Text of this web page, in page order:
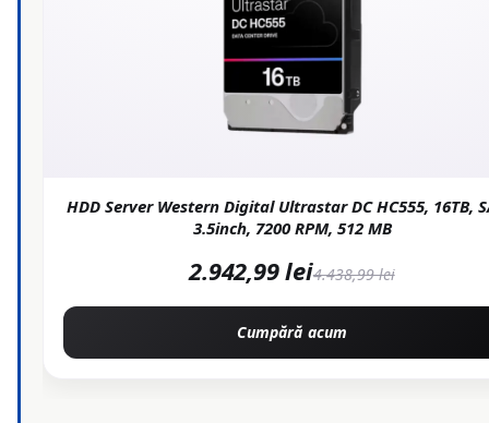
HDD Server Western Digital Ultrastar DC HC555, 16TB,
3.5inch, 7200 RPM, 512 MB
2.942,99 lei4.438,99 lei
Cumpără acum